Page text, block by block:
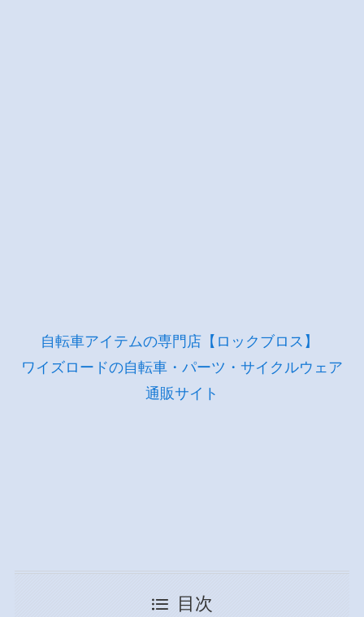
自転車アイテムの専門店【ロックブロス】
ワイズロードの自転車・パーツ・サイクルウェア
通販サイト
目次